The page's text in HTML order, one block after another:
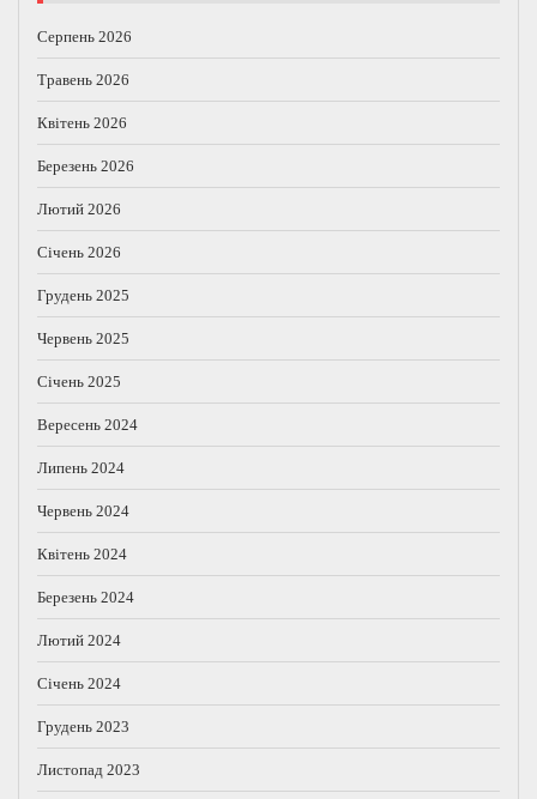
Серпень 2026
Травень 2026
Квітень 2026
Березень 2026
Лютий 2026
Січень 2026
Грудень 2025
Червень 2025
Січень 2025
Вересень 2024
Липень 2024
Червень 2024
Квітень 2024
Березень 2024
Лютий 2024
Січень 2024
Грудень 2023
Листопад 2023